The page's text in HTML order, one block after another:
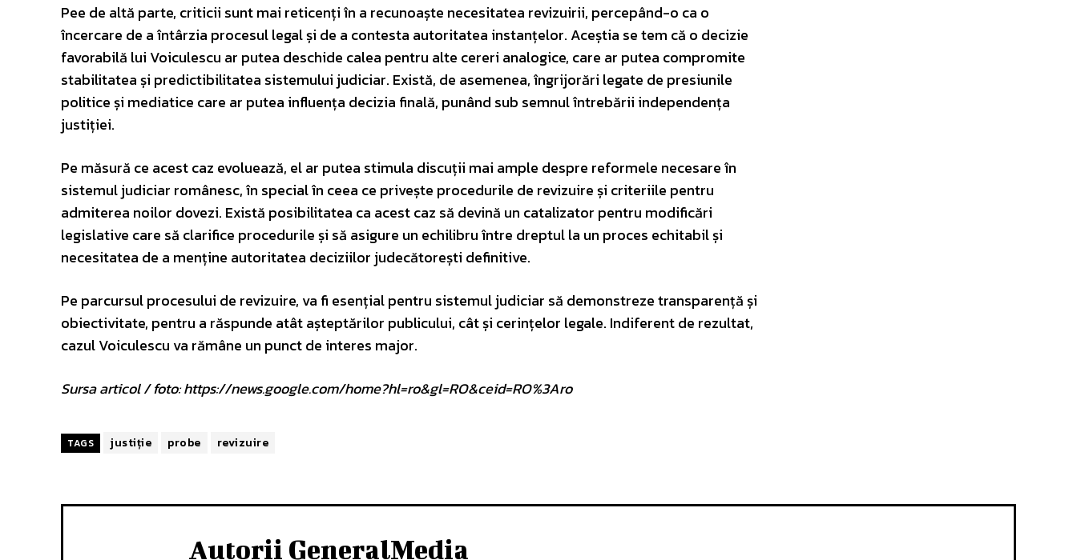
Pee de altă parte, criticii sunt mai reticenți în a recunoaște necesitatea revizuirii, percepând-o ca o
încercare de a întârzia procesul legal și de a contesta autoritatea instanțelor. Aceștia se tem că o decizie
favorabilă lui Voiculescu ar putea deschide calea pentru alte cereri analogice, care ar putea compromite
stabilitatea și predictibilitatea sistemului judiciar. Există, de asemenea, îngrijorări legate de presiunile
politice și mediatice care ar putea influența decizia finală, punând sub semnul întrebării independența
justiției.
Pe măsură ce acest caz evoluează, el ar putea stimula discuții mai ample despre reformele necesare în
sistemul judiciar românesc, în special în ceea ce privește procedurile de revizuire și criteriile pentru
admiterea noilor dovezi. Există posibilitatea ca acest caz să devină un catalizator pentru modificări
legislative care să clarifice procedurile și să asigure un echilibru între dreptul la un proces echitabil și
necesitatea de a menține autoritatea deciziilor judecătorești definitive.
Pe parcursul procesului de revizuire, va fi esențial pentru sistemul judiciar să demonstreze transparență și
obiectivitate, pentru a răspunde atât așteptărilor publicului, cât și cerințelor legale. Indiferent de rezultat,
cazul Voiculescu va rămâne un punct de interes major.
Sursa articol / foto: https://news.google.com/home?hl=ro&gl=RO&ceid=RO%3Aro
TAGS justiție probe revizuire
Autorii GeneralMedia